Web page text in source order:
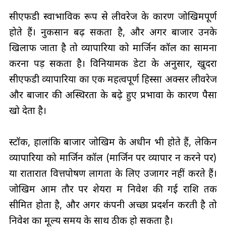
सीएफडी स्वाभाविक रूप से लीवरेज के कारण जोखिमपूर्ण
होते हैं। नुकसान बढ़ सकता है, और अगर बाजार उनके
खिलाफ जाता है तो व्यापारियों को मार्जिन कॉल का सामना
करना पड़ सकता है। विनियामक डेटा के अनुसार, खुदरा
सीएफडी व्यापारियों का एक महत्वपूर्ण हिस्सा अक्सर लीवरेज
और बाजार की अस्थिरता के बढ़े हुए प्रभावों के कारण पैसा
खो देता है।
स्टॉक, हालांकि बाजार जोखिम के अधीन भी होते हैं, लेकिन
व्यापारियों को मार्जिन कॉल (मार्जिन पर व्यापार न करने पर)
या रातोंरात वित्तपोषण लागतों के लिए उजागर नहीं करते हैं।
जोखिम आम तौर पर शेयरों में निवेश की गई राशि तक
सीमित होता है, और अगर कंपनी अच्छा प्रदर्शन करती है तो
निवेश का मूल्य समय के साथ ठीक हो सकता है।